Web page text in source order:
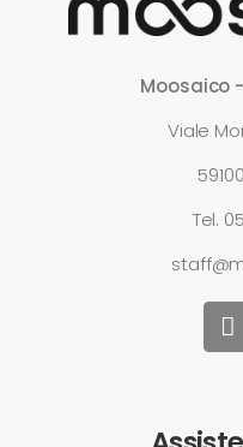
Moosaico
Viale
Tel.